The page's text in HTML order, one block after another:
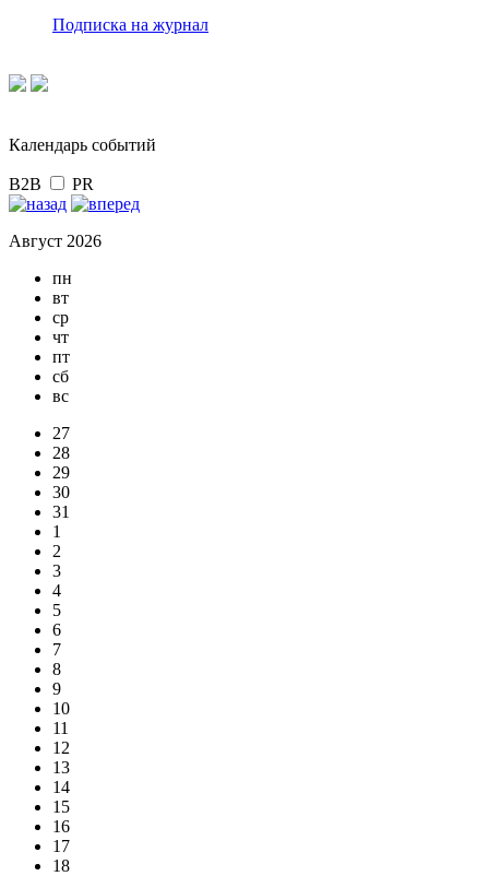
Подписка на журнал
Календарь событий
B2B PR
Август 2026
пн
вт
ср
чт
пт
сб
вс
27
28
29
30
31
1
2
3
4
5
6
7
8
9
10
11
12
13
14
15
16
17
18